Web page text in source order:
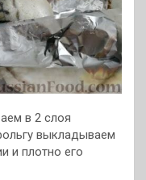
в 2 слоя
выкладываем
и плотно его